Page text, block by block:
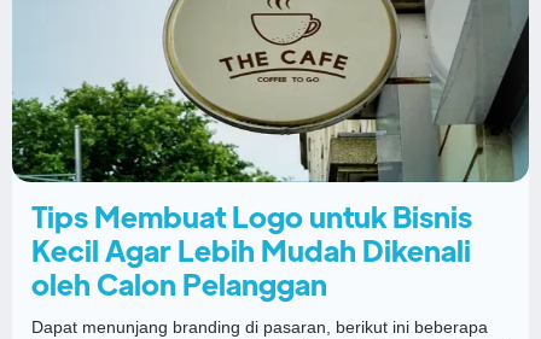
Tips Membuat Logo untuk Bisnis
Kecil Agar Lebih Mudah Dikenali
oleh Calon Pelanggan
Dapat menunjang branding di pasaran, berikut ini beberapa